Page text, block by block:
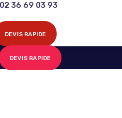
02 36 69 03 93
DEVIS RAPIDE
DEVIS RAPIDE